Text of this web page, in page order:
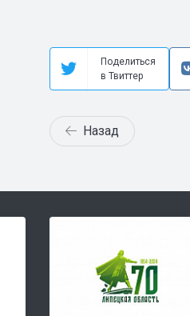
Поделиться
в Твиттер
Назад